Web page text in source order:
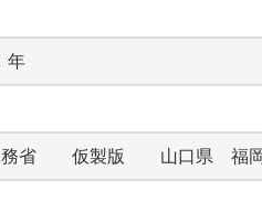
年
省　　仮製版　　山口県　福